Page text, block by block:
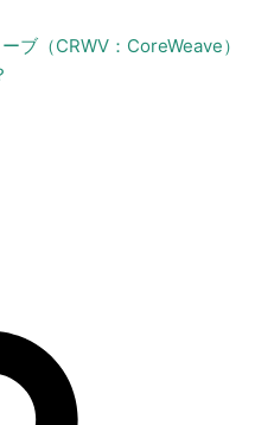
ブ（CRWV：CoreWeave）